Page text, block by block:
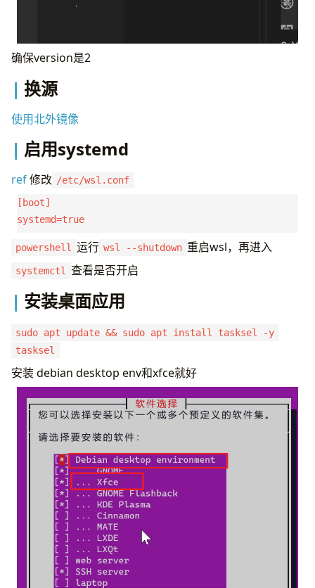
确保version是2
换源
使用北外镜像
启用systemd
ref修改 /etc/wsl.conf
[boot]
powershell 运行 wsl --shutdown 重启wsl，再进入
systemctl 查看是否开启
安装桌面应用
sudo apt update && sudo apt install tasksel -y
tasksel
安装 debian desktop env和xfce就好